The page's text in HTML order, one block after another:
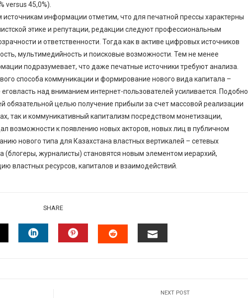
versus 45,0%).
информации отметим, что для печатной прессы характерны
этике и репутации, редакции следуют профессиональным
и ответственности. Тогда как в активе цифровых источников
мультимедийность и поисковые возможности. Тем не менее
подразумевает, что даже печатные источники требуют анализа.
способа коммуникации и формирование нового вида капитала –
над вниманием интернет-пользователей усиливается. Подобно
обязательной целью получение прибыли за счет массовой реализации
так и коммуникативный капитализм посредством монетизации,
возможности к появлению новых акторов, новых лиц в публичном
нового типа для Казахстана властных вертикалей – сетевых
(блогеры, журналисты) становятся новым элементом иерархий,
властных ресурсов, капиталов и взаимодействий.
SHARE
NEXT POST